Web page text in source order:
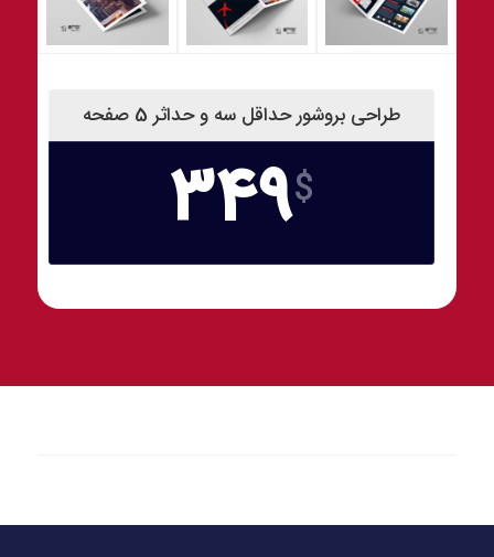
طراحی بروشور حداقل سه و حداثر 5 صفحه
349$